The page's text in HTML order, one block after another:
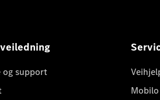
og support
Mobilo